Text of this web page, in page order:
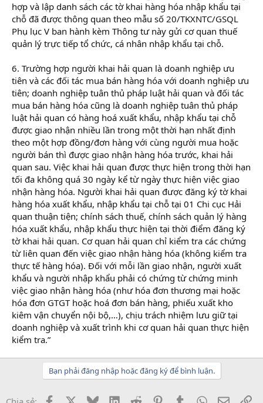
hợp và lập danh sách các tờ khai hàng hóa nhập khẩu tại
chỗ đã được thông quan theo mẫu số 20/TKXNTC/GSQL
Phụ lục V ban hành kèm Thông tư này gửi cơ quan thuế
quản lý trực tiếp tổ chức, cá nhân nhập khẩu tại chỗ.
6. Trường hợp người khai hải quan là doanh nghiệp ưu
tiên và các đối tác mua bán hàng hóa với doanh nghiệp ưu
tiên; doanh nghiệp tuân thủ pháp luật hải quan và đối tác
mua bán hàng hóa cũng là doanh nghiệp tuân thủ pháp
luật hải quan có hàng hoá xuất khẩu, nhập khẩu tại chỗ
được giao nhận nhiều lần trong một thời hạn nhất định
theo một hợp đồng/đơn hàng với cùng người mua hoặc
người bán thì được giao nhận hàng hóa trước, khai hải
quan sau. Việc khai hải quan được thực hiện trong thời hạn
tối đa không quá 30 ngày kể từ ngày thực hiện việc giao
nhận hàng hóa. Người khai hải quan được đăng ký tờ khai
hàng hóa xuất khẩu, nhập khẩu tại chỗ tại 01 Chi cục Hải
quan thuận tiện; chính sách thuế, chính sách quản lý hàng
hóa xuất khẩu, nhập khẩu thực hiện tại thời điểm đăng ký
tờ khai hải quan. Cơ quan hải quan chỉ kiểm tra các chứng
từ liên quan đến việc giao nhận hàng hóa (không kiểm tra
thực tế hàng hóa). Đối với mỗi lần giao nhận, người xuất
khẩu và người nhập khẩu phải có chứng từ chứng minh
việc giao nhận hàng hóa (như hóa đơn thương mại hoặc
hóa đơn GTGT hoặc hoá đơn bán hàng, phiếu xuất kho
kiêm vận chuyển nội bộ,…), chịu trách nhiệm lưu giữ tại
doanh nghiệp và xuất trình khi cơ quan hải quan thực hiện
kiểm tra.”
Bạn phải đăng nhập hoặc đăng ký để bình luận.
Facebook BlueskyLinkedInReddit PinterestTumblrWhatsApp
Email